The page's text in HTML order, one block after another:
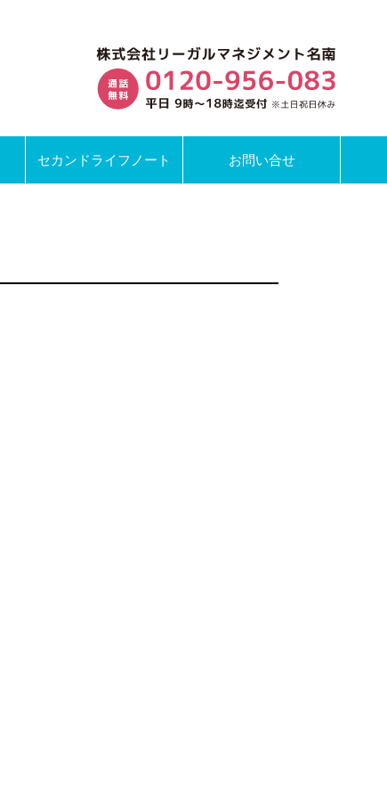
セカンドライフノート お問い合せ